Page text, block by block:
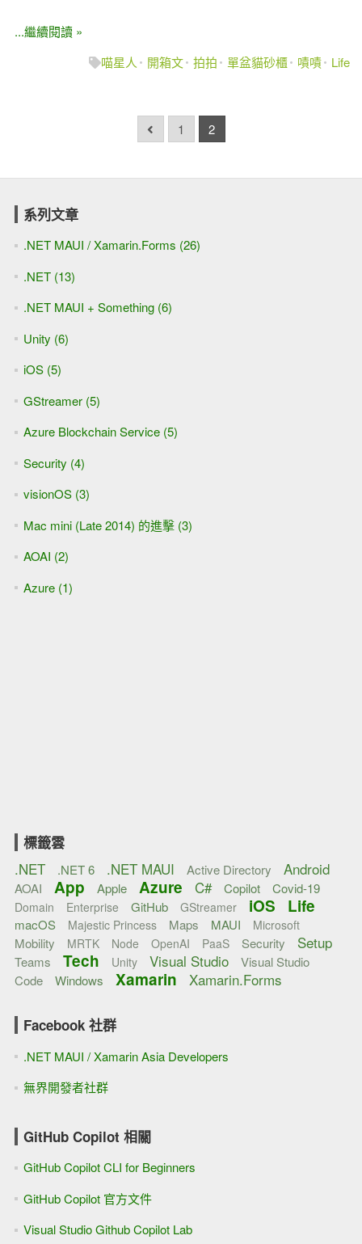
...繼續閱讀 »
喵星人
開箱文 拍拍 單盆貓砂櫃 嘖嘖 Life
1 2
系列文章
.NET MAUI / Xamarin.Forms (26)
.NET (13)
.NET MAUI + Something (6)
Unity (6)
iOS (5)
GStreamer (5)
Azure Blockchain Service (5)
Security (4)
visionOS (3)
Mac mini (Late 2014) 的進擊 (3)
AOAI (2)
Azure (1)
標籤雲
.NET .NET 6 .NET MAUI Active Directory Android
AOAI App Apple Azure C# Copilot Covid-19
Domain Enterprise GitHub GStreamer iOS Life
macOS Majestic Princess Maps MAUI Microsoft
Mobility MRTK Node OpenAI PaaS Security Setup
Teams Tech Unity Visual Studio
Visual Studio
Code
Windows Xamarin Xamarin.Forms
Facebook 社群
.NET MAUI / Xamarin Asia Developers
無界開發者社群
GitHub Copilot 相關
GitHub Copilot CLI for Beginners
GitHub Copilot 官方文件
Visual Studio Github Copilot Lab